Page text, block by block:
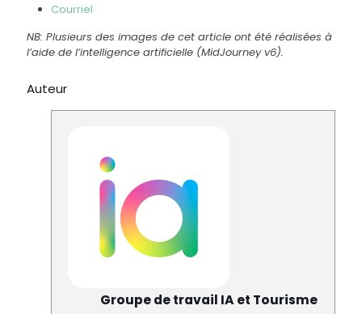
Courriel
NB: Plusieurs des images de cet article ont été réalisées à
l’aide de l’intelligence artificielle (MidJourney v6).
Auteur
Groupe de travail IA et Tourisme